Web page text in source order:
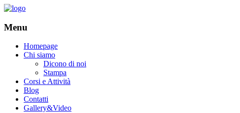
Menu
Homepage
Chi siamo
Dicono di noi
Stampa
Corsi e Attività
Blog
Contatti
Gallery&Video